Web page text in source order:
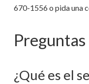
670-1556o pida una
¿Qué es el